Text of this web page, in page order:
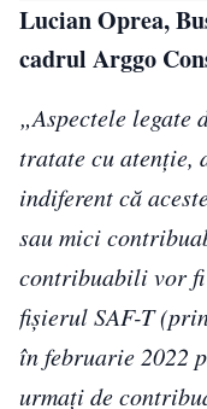
Lucian Oprea,
cadrul Arggo
„Aspectele legate
tratate cu atenție,
indiferent că
sau mici
contribuabili vor fi
fișierul SAF-T
în februarie 2022
urmați de